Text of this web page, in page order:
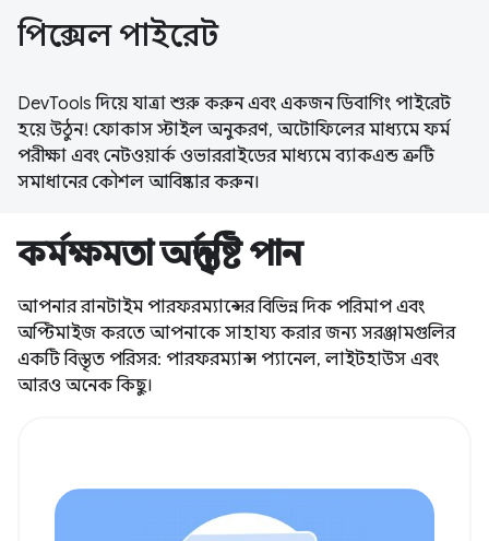
পিক্সেল পাইরেট
DevTools দিয়ে যাত্রা শুরু করুন এবং একজন ডিবাগিং পাইরেট
হয়ে উঠুন! ফোকাস স্টাইল অনুকরণ, অটোফিলের মাধ্যমে ফর্ম
পরীক্ষা এবং নেটওয়ার্ক ওভাররাইডের মাধ্যমে ব্যাকএন্ড ত্রুটি
সমাধানের কৌশল আবিষ্কার করুন।
কর্মক্ষমতা অন্তর্দৃষ্টি পান
আপনার রানটাইম পারফরম্যান্সের বিভিন্ন দিক পরিমাপ এবং
অপ্টিমাইজ করতে আপনাকে সাহায্য করার জন্য সরঞ্জামগুলির
একটি বিস্তৃত পরিসর: পারফরম্যান্স প্যানেল, লাইটহাউস এবং
আরও অনেক কিছু।